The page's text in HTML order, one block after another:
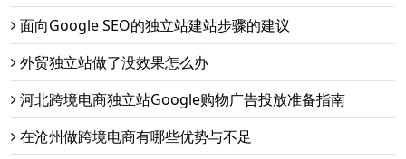
面向Google SEO的独立站建站步骤的建议
外贸独立站做了没效果怎么办
河北跨境电商独立站Google购物广告投放准备指南
在沧州做跨境电商有哪些优势与不足